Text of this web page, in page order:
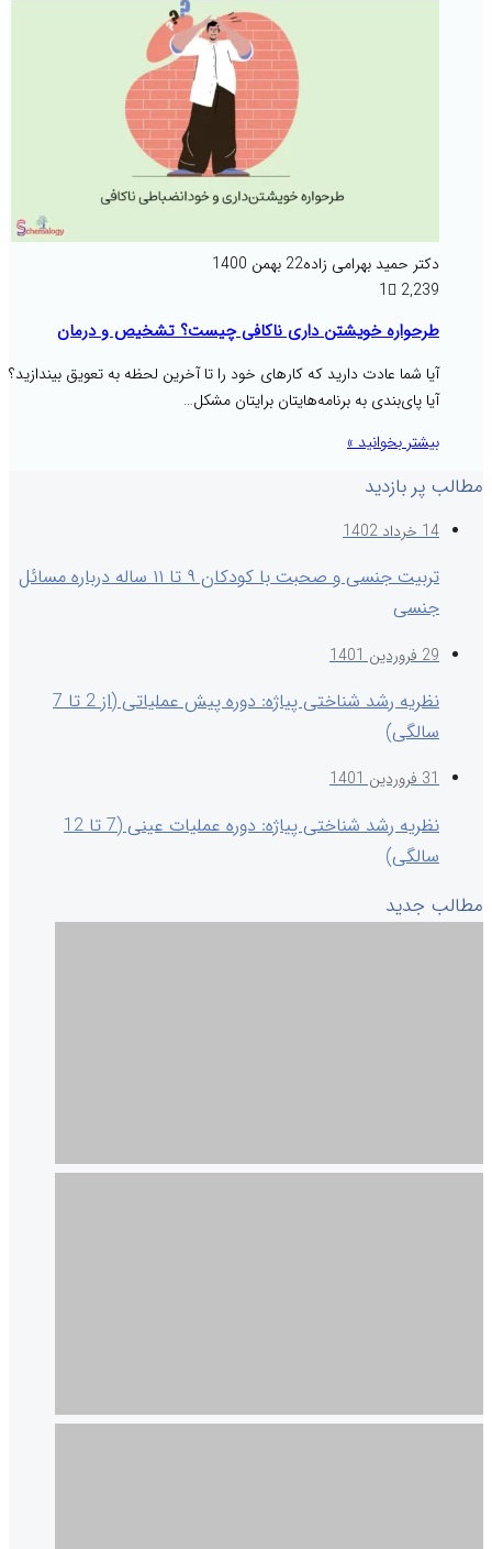
دکتر حمید بهرامی زاده22 بهمن 1400
1
2,239
طرحواره خویشتن داری ناکافی چیست؟ تشخیص و درمان
آیا شما عادت دارید که کارهای خود را تا آخرین لحظه به تعویق بیندازید؟
آیا پای‌بندی به برنامه‌هایتان برایتان مشکل…
بیشتر بخوانید »
مطالب پر بازدید
14 خرداد 1402
تربیت جنسی و صحبت با کودکان ۹ تا ۱۱ ساله درباره مسائل
جنسی
29 فروردین 1401
نظریه رشد شناختی پیاژه: دوره پیش عملیاتی (از 2 تا 7
سالگی)
31 فروردین 1401
نظریه رشد شناختی پیاژه: دوره عملیات عینی (7 تا 12
سالگی)
مطالب جدید